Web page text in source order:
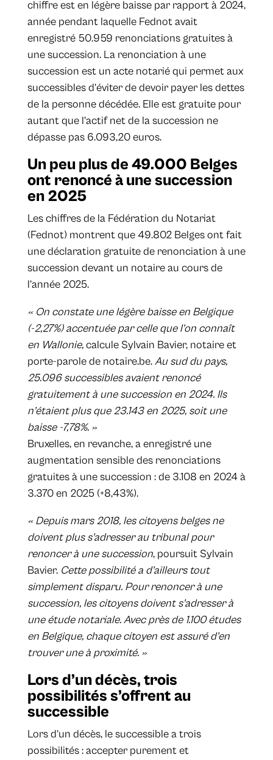
chiffre est en légère baisse par rapport à 2024,
année pendant laquelle Fednot avait
enregistré 50.959 renonciations gratuites à
une succession. La renonciation à une
succession est un acte notarié qui permet aux
successibles d’éviter de devoir payer les dettes
de la personne décédée. Elle est gratuite pour
autant que l’actif net de la succession ne
dépasse pas 6.093,20 euros.
Un peu plus de 49.000 Belges
ont renoncé à une succession
en 2025
Les chiffres de la Fédération du Notariat
(Fednot) montrent que 49.802 Belges ont fait
une déclaration gratuite de renonciation à une
succession devant un notaire au cours de
l’année 2025.
« On constate une légère baisse en Belgique
(-2,27%) accentuée par celle que l’on connaît
en Wallonie,calcule Sylvain Bavier, notaire et
porte-parole de notaire.be.Au sud du pays,
25.096 successibles avaient renoncé
gratuitement à une succession en 2024. Ils
n’étaient plus que 23.143 en 2025, soit une
baisse -7,78%. »
Bruxelles, en revanche, a enregistré une
augmentation sensible des renonciations
gratuites à une succession : de 3.108 en 2024 à
3.370 en 2025 (+8,43%).
« Depuis mars 2018, les citoyens belges ne
doivent plus s'adresser au tribunal pour
renoncer à une succession, poursuit Sylvain
Bavier. Cette possibilité a d’ailleurs tout
simplement disparu. Pour renoncer à une
succession, les citoyens doivent s'adresser à
une étude notariale. Avec près de 1.100 études
en Belgique, chaque citoyen est assuré d’en
trouver une à proximité. »
Lors d’un décès, trois
possibilités s’offrent au
successible
Lors d’un décès, le successible a trois
possibilités : accepter purement et